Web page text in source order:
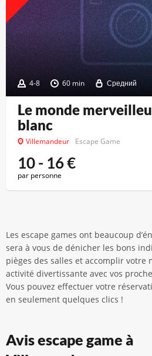
4-8 60 min Средний
Le monde
blanc
Villemandeur Escape Game
10 - 16€
par personne
Les escape games ont beaucoup
sera à vous de dénicher les bons
pièges des salles et accomplir votre
activité divertissante avec vos
Vous pouvez effectuer votre
en seulement quelques clics !
Avis escape game à